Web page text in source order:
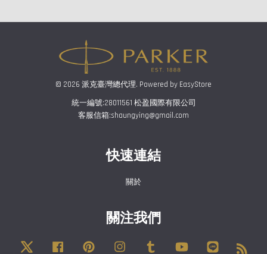
© 2026 派克臺灣總代理. Powered by EasyStore
統一編號:28011561 松盈國際有限公司
客服信箱:shaungying@gmail.com
快速連結
關於
關注我們
Twitter Facebook Pinterest Instagram Tumblr YouTube